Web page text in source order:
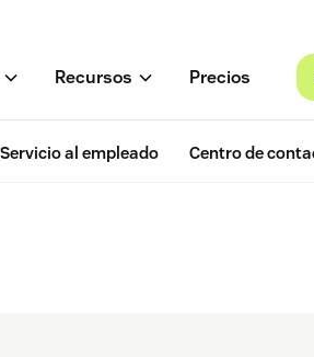
Recursos Precios
Servicio al empleado Centro de